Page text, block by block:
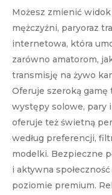
Możesz zmienić
mężczyźni, paryoraz
internetowa, która
zarówno amatorom,
transmisję na żywo
Oferuje szeroką gamę
występy solowe, pary
oferuje też świetną
według preferencji,
modelki. Bezpieczne
i aktywna
poziomie premium.